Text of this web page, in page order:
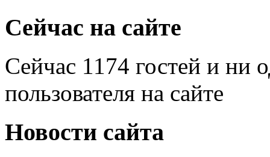
Сейчас на сайте
Сейчас 1174 гостей и ни
пользователя на сайте
Новости сайта